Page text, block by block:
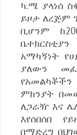
ካ.ሜ ያላነሰ
ይዞታ ለረጅም
ቢሆንም
አማካኝነት
ያለውን
ምክንያት
ለጋራዥ እና
እየሰበሰበ
በማድረግ